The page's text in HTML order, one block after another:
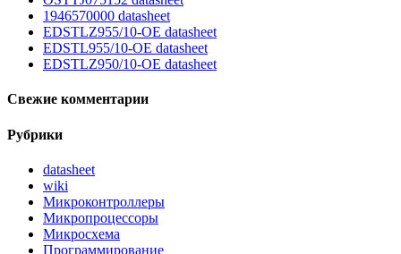
1946570000 datasheet
EDSTLZ955/10-OE datasheet
EDSTL955/10-OE datasheet
EDSTLZ950/10-OE datasheet
Свежие комментарии
Рубрики
datasheet
wiki
Микроконтроллеры
Микропроцессоры
Микросхема
Программирование